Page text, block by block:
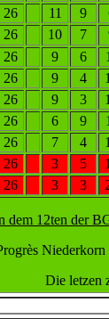
26 11 9
26 10 7
26 9 6
26 9 4
26 9 3
26 6 9
26 7 4
26 3 5
26 3 3
dem 12ten der
Die letzen